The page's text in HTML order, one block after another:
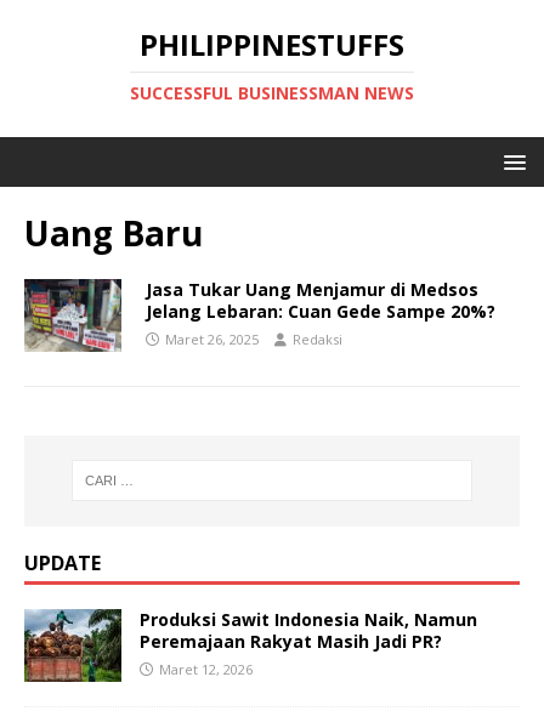
PHILIPPINESTUFFS
SUCCESSFUL BUSINESSMAN NEWS
Uang Baru
Jasa Tukar Uang Menjamur di Medsos
Jelang Lebaran: Cuan Gede Sampe 20%?
Maret 26, 2025 Redaksi
UPDATE
Produksi Sawit Indonesia Naik, Namun
Peremajaan Rakyat Masih Jadi PR?
Maret 12, 2026